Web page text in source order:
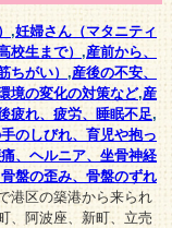
,妊婦さん（マタニティ
校生まで）,産前から、
ちがい）,産後の不安、
境の変化の対策など,産
疲れ、疲労、睡眠不足,
のしびれ、育児や抱っ
、ヘルニア、坐骨神経
盤の歪み、骨盤のずれ
港区の築港から来られ
、阿波座、新町、立売